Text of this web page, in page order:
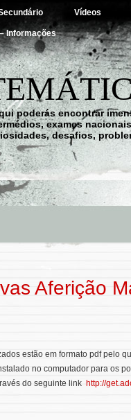
Vídeos
Informações
poderás encontrar
exames
desafios,
Aferição
estão em formato pdf pelo
no computador para os
do seguinte link http://